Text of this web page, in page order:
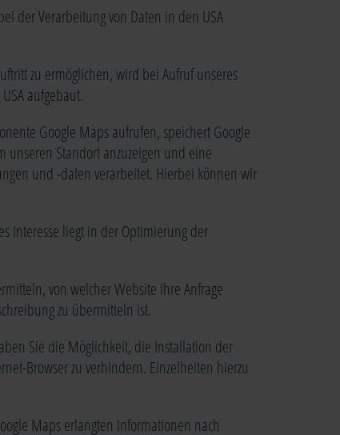
der Verarbeitung von Daten in den USA
zu ermöglichen, wird bei Aufruf unseres
aufgebaut.
Google Maps aufrufen, speichert Google
unseren Standort anzuzeigen und eine
und -daten verarbeitet. Hierbei können wir
Interesse liegt in der Optimierung der
von welcher Website Ihre Anfrage
zu übermitteln ist.
Sie die Möglichkeit, die Installation der
Browser zu verhindern. Einzelheiten hierzu
Maps erlangten Informationen nach